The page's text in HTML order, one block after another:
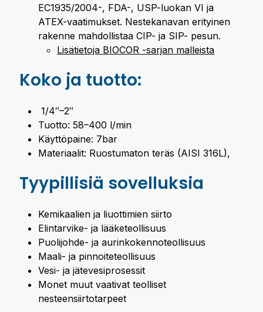
EC1935/2004-, FDA-, USP-luokan VI ja
ATEX-vaatimukset. Nestekanavan erityinen
rakenne mahdollistaa CIP- ja SIP- pesun.
Lisätietoja BIOCOR -sarjan malleista
Koko ja tuotto:
1/4″–2″
Tuotto: 58–400 l/min
Käyttöpaine: 7bar
Materiaalit: Ruostumaton teräs (AISI 316L),
Tyypillisiä sovelluksia
Kemikaalien ja liuottimien siirto
Elintarvike- ja lääketeollisuus
Puolijohde- ja aurinkokennoteollisuus
Maali- ja pinnoiteteollisuus
Vesi- ja jätevesiprosessit
Monet muut vaativat teolliset
nesteensiirtotarpeet